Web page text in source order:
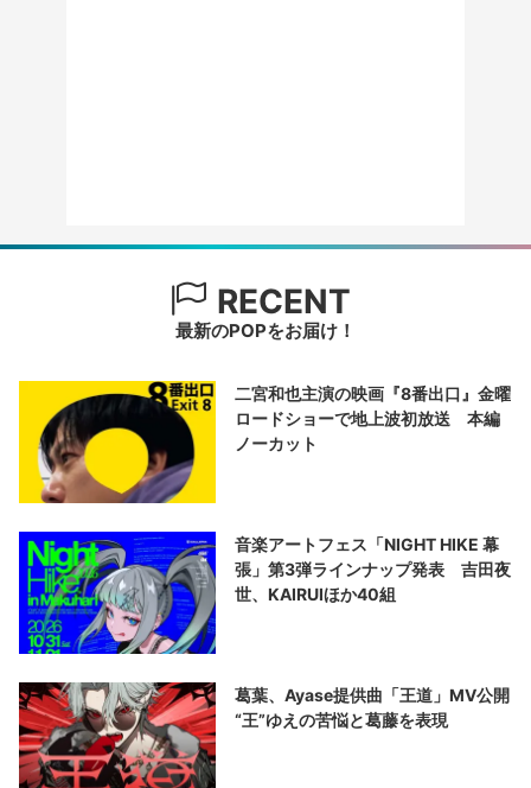
RECENT
最新のPOPをお届け！
二宮和也主演の映画『8番出口』金曜
ロードショーで地上波初放送 本編
ノーカット
音楽アートフェス「NIGHT HIKE 幕
張」第3弾ラインナップ発表 吉田夜
世、KAIRUIほか40組
葛葉、Ayase提供曲「王道」MV公開
“王”ゆえの苦悩と葛藤を表現